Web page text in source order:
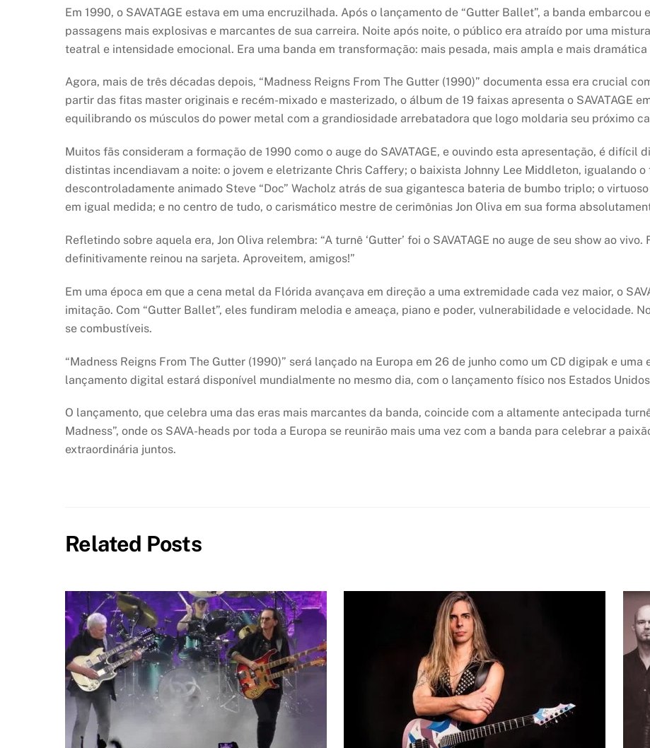
Em 1990, o SAVATAGE estava em uma encruzilhada. Após o lançamento de “Gutter Ballet”, a banda
passagens mais explosivas e marcantes de sua carreira. Noite após noite, o público era atraído por uma
teatral e intensidade emocional. Era uma banda em transformação: mais pesada, mais ampla e mais dramática
Agora, mais de três décadas depois, “Madness Reigns From The Gutter (1990)” documenta essa era crucial
partir das fitas master originais e recém-mixado e masterizado, o álbum de 19 faixas apresenta o SAVATAGE
equilibrando os músculos do power metal com a grandiosidade arrebatadora que logo moldaria seu próximo
Muitos fãs consideram a formação de 1990 como o auge do SAVATAGE, e ouvindo esta apresentação, é difícil
distintas incendiavam a noite: o jovem e eletrizante Chris Caffery; o baixista Johnny Lee Middleton, igualando
descontroladamente animado Steve “Doc” Wacholz atrás de sua gigantesca bateria de bumbo triplo; o
em igual medida; e no centro de tudo, o carismático mestre de cerimônias Jon Oliva em sua forma
Refletindo sobre aquela era, Jon Oliva relembra: “A turnê ‘Gutter’ foi o SAVATAGE no auge de seu show ao
definitivamente reinou na sarjeta. Aproveitem, amigos!”
Em uma época em que a cena metal da Flórida avançava em direção a uma extremidade cada vez maior, o
imitação. Com “Gutter Ballet”, eles fundiram melodia e ameaça, piano e poder, vulnerabilidade e velocidade.
se combustíveis.
“Madness Reigns From The Gutter (1990)” será lançado na Europa em 26 de junho como um CD digipak e
lançamento digital estará disponível mundialmente no mesmo dia, com o lançamento físico nos Estados
O lançamento, que celebra uma das eras mais marcantes da banda, coincide com a altamente antecipada
Madness”, onde os SAVA-heads por toda a Europa se reunirão mais uma vez com a banda para celebrar a
extraordinária juntos.
Related Posts